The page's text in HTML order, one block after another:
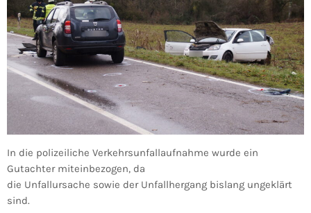
In die polizeiliche Verkehrsunfallaufnahme wurde ein
Gutachter miteinbezogen, da
die Unfallursache sowie der Unfallhergang bislang ungeklärt
sind.